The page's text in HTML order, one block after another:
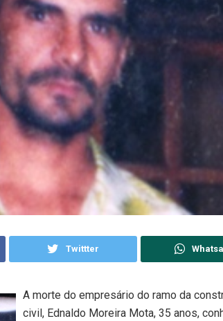
Twittter
A morte do empresário do ramo da
civil, Ednaldo Moreira Mota, 35 anos,